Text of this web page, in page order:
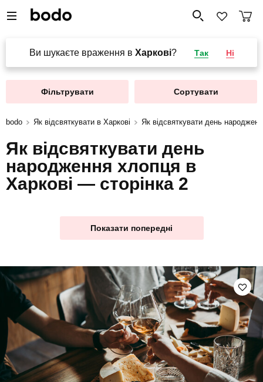
Ви шукаєте враження в Харкові? Так Ні
Фільтрувати Сортувати
bodo Як відсвяткувати в Харкові Як відсвяткувати день
Як відсвяткувати день
народження хлопця в
Харкові — сторінка 2
Показати попередні